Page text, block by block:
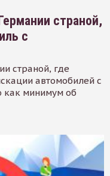
страной,
с
страной, где
автомобилей с
как минимум об